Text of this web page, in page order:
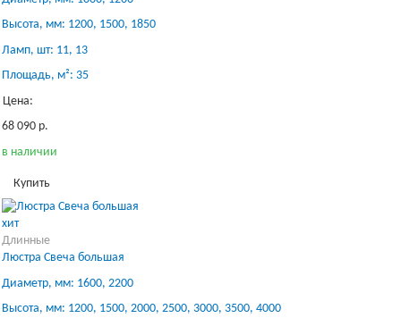
Высота, мм: 1200, 1500, 1850
Ламп, шт: 11, 13
Площадь, м²: 35
Цена:
68 090 р.
в наличии
Купить
хит
Длинные
Люстра Свеча большая
Диаметр, мм: 1600, 2200
Высота, мм: 1200, 1500, 2000, 2500, 3000, 3500, 4000